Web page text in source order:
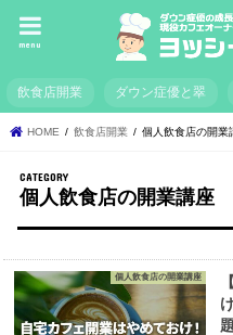
menu
飲食店開業 ダウン症優と翠
HOME 飲食店開業 個人飲食店の開業
個人飲食店の開業講座
個人飲食店の開業講座
題